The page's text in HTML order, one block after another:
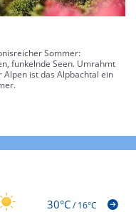
Sommer:
funkelnde Seen. Umrahmt
ist das Alpbachtal ein
30°C/16°C